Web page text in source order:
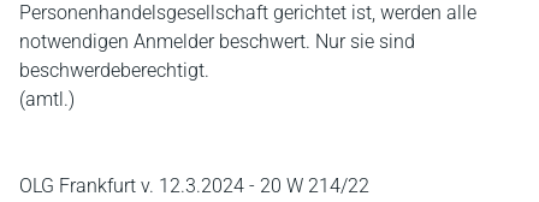
Personenhandelsgesellschaft gerichtet ist, werden alle
notwendigen Anmelder beschwert. Nur sie sind
beschwerdeberechtigt.
(amtl.)
OLG Frankfurt v. 12.3.2024 - 20 W 214/22